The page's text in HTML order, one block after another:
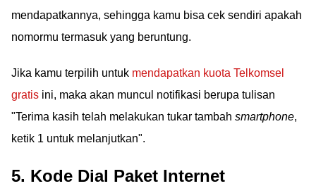
mendapatkannya, sehingga kamu bisa cek sendiri apakah
nomormu termasuk yang beruntung.
Jika kamu terpilih untuk mendapatkan kuota Telkomsel
gratis ini, maka akan muncul notifikasi berupa tulisan
"Terima kasih telah melakukan tukar tambah smartphone,
ketik 1 untuk melanjutkan".
5. Kode Dial Paket Internet